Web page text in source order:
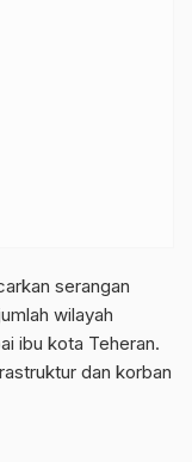
serangan
wilayah
ibu kota Teheran.
dan korban